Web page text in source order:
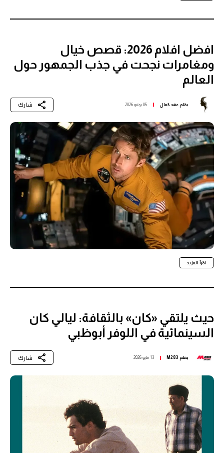
افضل افلام 2026: قصص خيال
ومغامرات نجحت في جذب الجمهور حول
العالم
بقلم عهد كمال 05 يونيو 2026 شارك
اقرأ المزيد
حيث يلتقي «كان» بالثقافة: ليالي كان
السينمائية في اللوفر أبوظبي
بقلم M283 13 مايو 2026 شارك